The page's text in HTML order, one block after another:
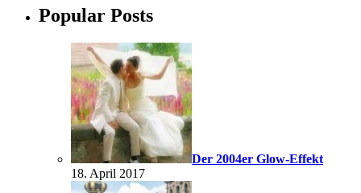
Popular Posts
Der 2004er Glow-Effekt
18. April 2017